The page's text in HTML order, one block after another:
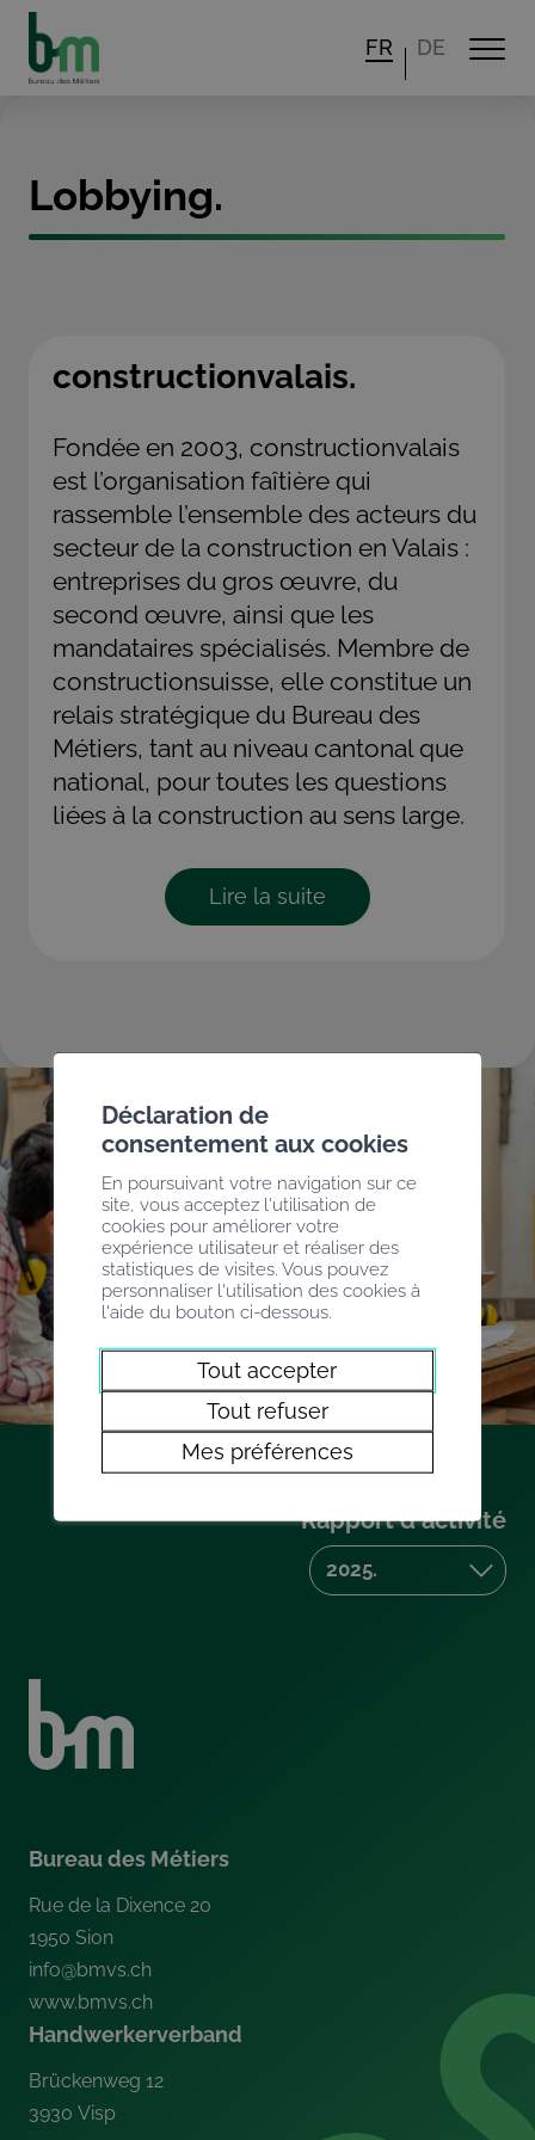
FR DE
Lobbying.
constructionvalais.
Fondée en 2003, constructionvalais
est l’organisation faîtière qui
rassemble l’ensemble des acteurs du
secteur de la construction en Valais :
entreprises du gros œuvre, du
second œuvre, ainsi que les
mandataires spécialisés. Membre de
constructionsuisse, elle constitue un
relais stratégique du Bureau des
Métiers, tant au niveau cantonal que
national, pour toutes les questions
liées à la construction au sens large.
Lire la suite
Bureau des Métiers
Rue de la Dixence 20
1950 Sion
info@bmvs.ch
www.bmvs.ch
Handwerkerverband
Brückenweg 12
3930 Visp
Rapport d'activité
Déclaration de
consentement aux cookies
En poursuivant votre navigation sur ce
site, vous acceptez l'utilisation de
cookies pour améliorer votre
expérience utilisateur et réaliser des
statistiques de visites. Vous pouvez
personnaliser l'utilisation des cookies à
l'aide du bouton ci-dessous.
Tout accepter
Tout refuser
Mes préférences